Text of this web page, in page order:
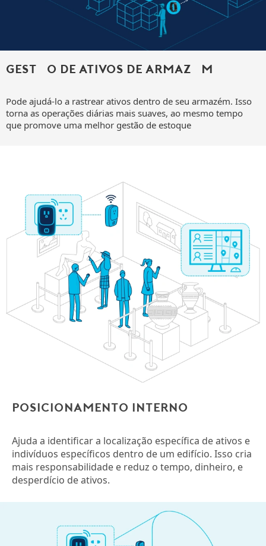
Gestão de ativos de armazém
Pode ajudá-lo a rastrear ativos dentro de seu armazém. Isso
torna as operações diárias mais suaves, ao mesmo tempo
que promove uma melhor gestão de estoque
Posicionamento interno
Ajuda a identificar a localização específica de ativos e
indivíduos específicos dentro de um edifício. Isso cria
mais responsabilidade e reduz o tempo, dinheiro, e
desperdício de ativos.